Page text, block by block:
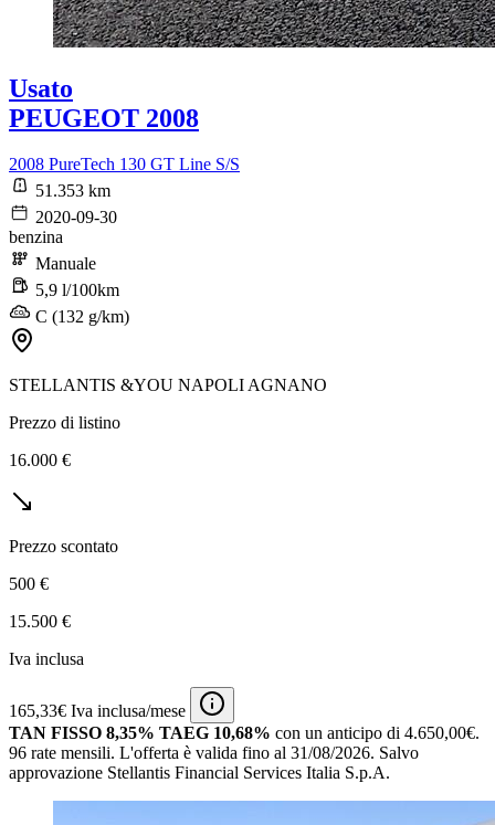
Usato
PEUGEOT 2008
2008 PureTech 130 GT Line S/S
51.353 km
2020-09-30
benzina
Manuale
5,9 l/100km
C (132 g/km)
STELLANTIS &YOU NAPOLI AGNANO
Prezzo di listino
16.000 €
Prezzo scontato
500 €
15.500 €
Iva inclusa
165,33€ Iva inclusa/mese
TAN FISSO 8,35% TAEG 10,68% con un anticipo di 4.650,00€.
96 rate mensili. L'offerta è valida fino al 31/08/2026. Salvo
approvazione Stellantis Financial Services Italia S.p.A.